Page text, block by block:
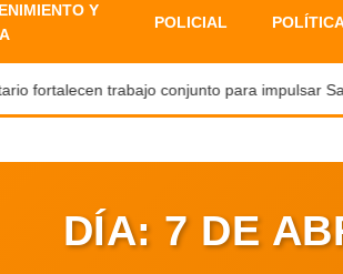
Y
POLICIAL
trabajo conjunto para impulsar Sala
DÍA: 7 DE